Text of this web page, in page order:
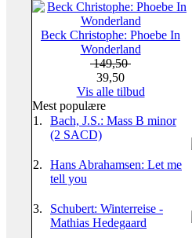
Beck Christophe: Phoebe In
Wonderland
149,50
39,50
Vis alle tilbud
Mest populære
1.
Bach, J.S.: Mass B minor
(2 SACD)
2.
Hans Abrahamsen: Let me
tell you
3.
Schubert: Winterreise -
Mathias Hedegaard